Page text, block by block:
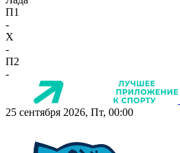
П1
-
X
-
П2
-
25 сентября 2026, Пт, 00:00